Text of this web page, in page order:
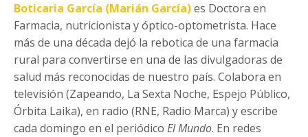
Boticaria García (Marián García)es Doctora en
Farmacia, nutricionista y óptico-optometrista. Hace
más de una década dejó la rebotica de una farmacia
rural para convertirse en una de las divulgadoras de
salud más reconocidas de nuestro país. Colabora en
televisión (Zapeando, La Sexta Noche, Espejo Público,
Órbita Laika), en radio (RNE, Radio Marca) y escribe
cada domingo en el periódico El Mundo. En redes